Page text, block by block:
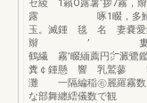
セ綾 1籟O露薯’拶7霧，
露 啄1畷，多鰯悔
玉。滅鍾 毯 名 妻
辮 ’ 婁書型窮勧
鶴繊 霧’畷緬薦円㌻
糞￠鍾懸 響 乳鷲蓼
灘 一隔編稲㊨麗羅霧数…
な部舞纏繧儀数で観